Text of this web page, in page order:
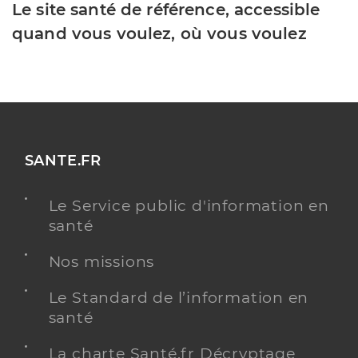
Le site santé de référence, accessible
quand vous voulez, où vous voulez
SANTE.FR
Le Service public d'information en
santé
Nos missions
Le Standard de l’information en
santé
La charte Santé.fr Décryptage